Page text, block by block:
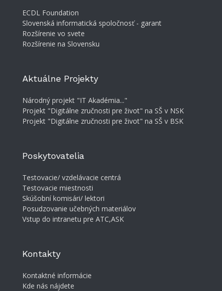
ECDL Foundation
Slovenská informatická spoločnosť - garant
Rozšírenie vo svete
Rozšírenie na Slovensku
Aktuálne Projekty
Národný projekt "IT Akadémia..."
Projekt "Digitálne zručnosti pre život" na SŠ v NSK
Projekt "Digitálne zručnosti pre život" na SŠ v BSK
Poskytovatelia
Testovacie/ vzdelávacie centrá
Testovacie miestnosti
Skúšobní komisári/ lektori
Posudzovanie učebných materiálov
Vstup do intranetu pre ATC,ASK
Kontakty
Kontaktné informácie
Kde nás nájdete